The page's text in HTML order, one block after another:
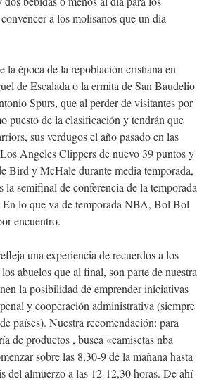
a los molisanos que un día
la época de la repoblación cristiana en
de Escalada o la ermita de San Baudelio
Spurs, que al perder de visitantes por
puesto de la clasificación y tendrán que
sus verdugos el año pasado en las
Angeles Clippers de nuevo 39 puntos y
Bird y McHale durante media temporada,
semifinal de conferencia de la temporada
lo que va de temporada NBA, Bol Bol
encuentro.
una experiencia de recuerdos a los
abuelos que al final, son parte de nuestra
la posibilidad de emprender iniciativas
y cooperación administrativa (siempre
países). Nuestra recomendación: para
de productos , busca «camisetas nba
sobre las 8,30-9 de la mañana hasta
del almuerzo a las 12-12,30 horas. De ahí